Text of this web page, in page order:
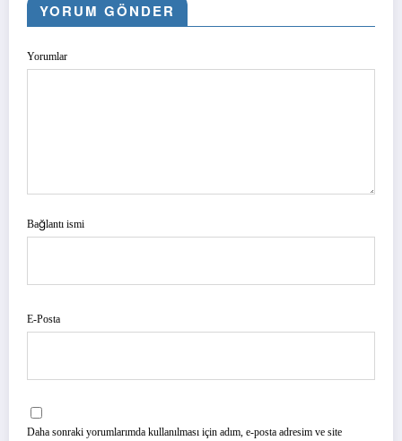
YORUM GÖNDER
Yorumlar
Bağlantı ismi
E-Posta
Daha sonraki yorumlarımda kullanılması için adım, e-posta adresim ve site